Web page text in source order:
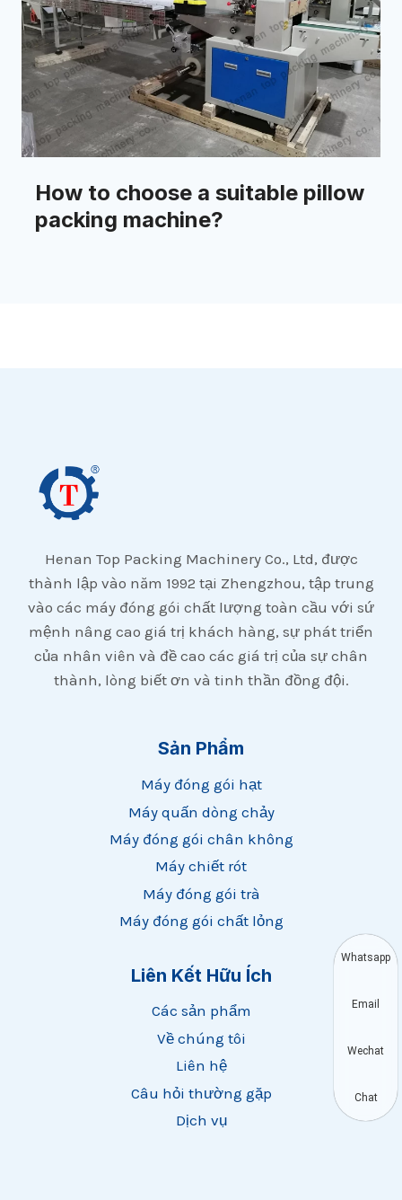
How to choose a suitable pillow
packing machine?
Henan Top Packing Machinery Co., Ltd, được
thành lập vào năm 1992 tại Zhengzhou, tập trung
vào các máy đóng gói chất lượng toàn cầu với sứ
mệnh nâng cao giá trị khách hàng, sự phát triển
của nhân viên và đề cao các giá trị của sự chân
thành, lòng biết ơn và tinh thần đồng đội.
Sản Phẩm
Máy đóng gói hạt
Máy quấn dòng chảy
Máy đóng gói chân không
Máy chiết rót
Máy đóng gói trà
Máy đóng gói chất lỏng
Liên Kết Hữu Ích
Các sản phẩm
Về chúng tôi
Liên hệ
Câu hỏi thường gặp
Dịch vụ
Whatsapp
Email
Wechat
Chat